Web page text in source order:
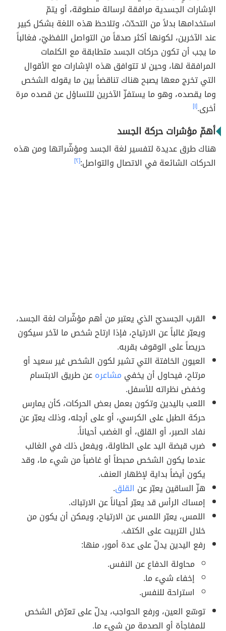
الإشارات الجسدية مرافقة لرسالة منطوقة، أو يتمّ
استخدامها بدلاً من التحدّث، وتلاحظ هذه اللغة بشكل كبير
عند الآخرين، لكونها أكثر صدقاً من التواصل اللفظيّ، فغالباً
ما يجب أن تكون حركات الجسد متطابقة مع الكلمات
المرافقة لها، وحين لا تتوافق هذه الإشارات مع الأقوال
التي تخرج معها يصبح هناك تناقضاً بين ما يقوله الشخص
وما يقصده، وهو ما يستفزّ الآخرين للتساؤل عن قصده مرة
أخرى.[١]
أهمّ مؤشرات حركة الجسد
هناك طرق عديدة لتفسير لغة الجسد ومؤشّراتها ومن هذه
الحركات الشائعة في الاتصال والتواصل:[٢]
القرب الجسديّ الذي يعتبر من أهم مؤشّرات لغة الجسد،
ويعبّر غالباً عن الارتياح، فإذا ارتاح شخص ما لآخر سيكون
حريصاً على الوقوف بقربه.
العيون الخافتة التي تشير لكون الشخص غير سعيد أو
مرتاح، فيحاول أن يخفي مشاعرهعن طريق الابتسام
وخفض نظراته للأسفل.
اللعب باليدين وتكون بعمل بعض الحركات، كأن يمارس
حركة الطبل على الكرسي، أو على أرجله، وذلك يعبّر عن
نفاد الصبر، أو القلق، أو الغضب أحياناً.
ضرب قبضة اليد على الطاولة، ويفعل ذلك في الغالب
عندما يكون الشخص محبطاً أو غاضباً من شيء ما، وقد
يكون أيضاً بداية لإظهار العنف.
هزّ الساقين يعبّر عن القلق.
إمساك الرأس قد يعبّر أحياناً عن الارتباك.
اللمس، يعبّر اللمس عن الارتياح، ويمكن أن يكون من
خلال التربيت على الكتف.
رفع اليدين يدلّ على عدة أمور، منها:
محاولة الدفاع عن النفس.
إخفاء شيء ما.
استراحة للنفس.
توسّع العين، ورفع الحواجب، يدلّ على تعرّض الشخص
للمفاجأة أو الصدمة من شيء ما.